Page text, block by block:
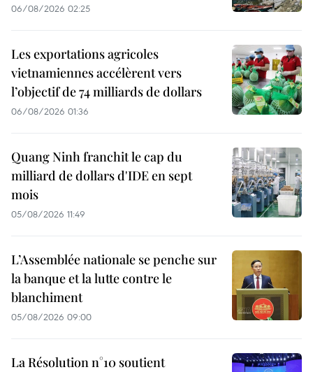
06/08/2026 02:25
Les exportations agricoles
vietnamiennes accélèrent vers
l’objectif de 74 milliards de dollars
06/08/2026 01:36
Quang Ninh franchit le cap du
milliard de dollars d'IDE en sept
mois
05/08/2026 11:49
L’Assemblée nationale se penche sur
la banque et la lutte contre le
blanchiment
05/08/2026 09:00
La Résolution n°10 soutient